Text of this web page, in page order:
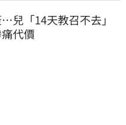
兒「14天教召不去」
代價